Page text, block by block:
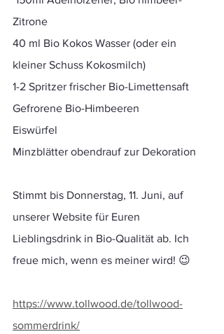
Zitrone
40 ml Bio Kokos Wasser (oder ein
kleiner Schuss Kokosmilch)
1-2 Spritzer frischer Bio-Limettensaft
Gefrorene Bio-Himbeeren
Eiswürfel
Minzblätter obendrauf zur Dekoration
Stimmt bis Donnerstag, 11. Juni, auf
unserer Website für Euren
Lieblingsdrink in Bio-Qualität ab. Ich
freue mich, wenn es meiner wird! 😉
https://www.tollwood.de/tollwood-
sommerdrink/